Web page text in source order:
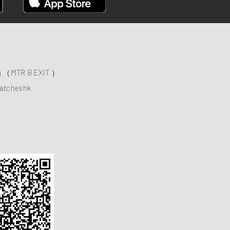
MTR B EXIT ）